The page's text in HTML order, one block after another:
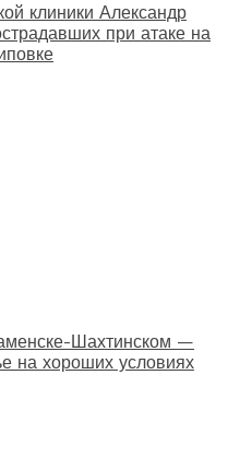
клиники Александр
при атаке на
Шахтинском —
на хороших условиях